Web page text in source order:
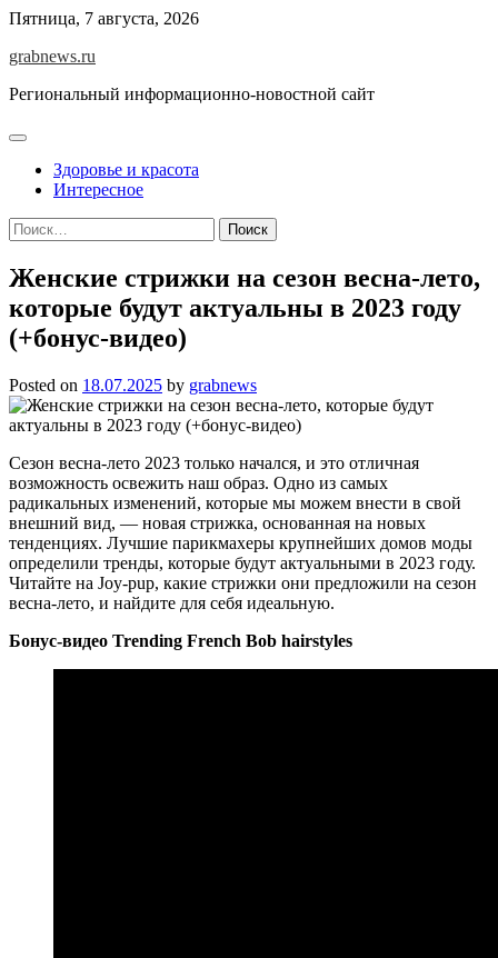
Skip
content
Пятница, 7 августа, 2026
grabnews.ru
Региональный информационно-новостной сайт
Здоровье и красота
Интересное
Найти:
Женские стрижки на сезон весна-лето,
которые будут актуальны в 2023 году
(+бонус-видео)
Posted on 18.07.2025 by grabnews
Сезон весна-лето 2023 только начался, и это отличная
возможность освежить наш образ. Одно из самых
радикальных изменений, которые мы можем внести в свой
внешний вид, — новая стрижка, основанная на новых
тенденциях. Лучшие парикмахеры крупнейших домов моды
определили тренды, которые будут актуальными в 2023 году.
Читайте на Joy-pup, какие стрижки они предложили на сезон
весна-лето, и найдите для себя идеальную.
Бонус-видео Trending French Bob hairstyles